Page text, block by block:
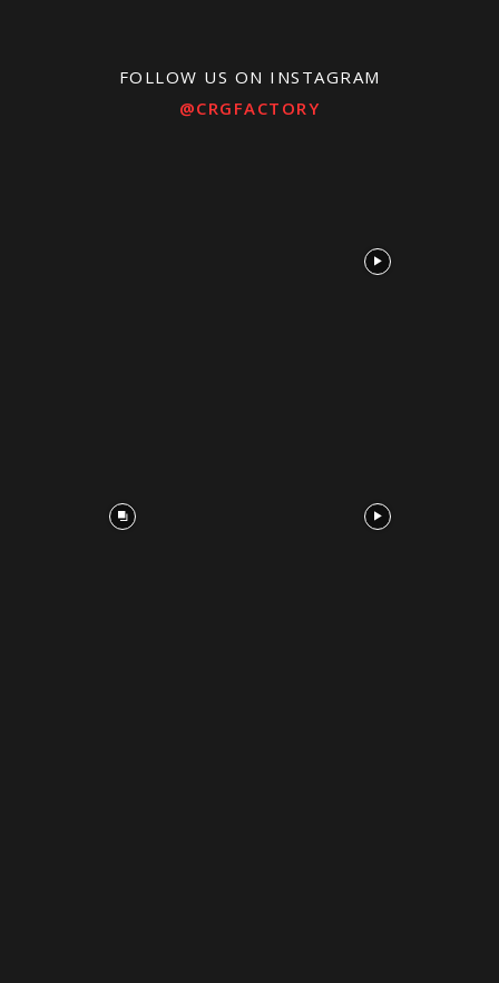
FOLLOW US ON INSTAGRAM
@CRGFACTORY